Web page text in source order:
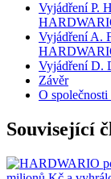
Vyjádření P.
Vyjádření A.
Vyjádření D.
Závěr
O
Související